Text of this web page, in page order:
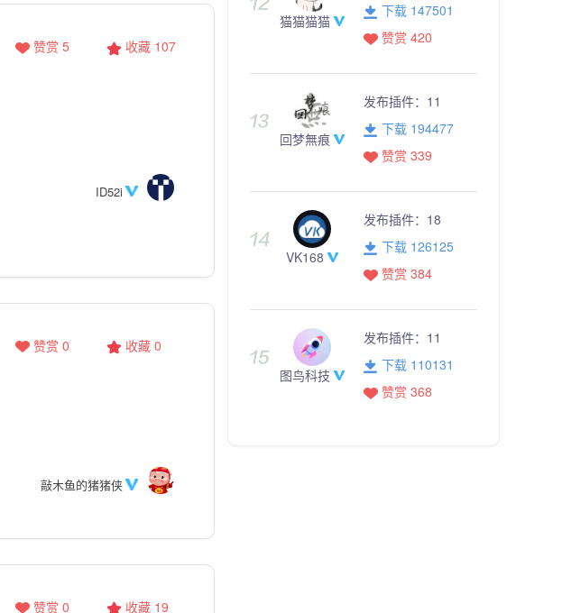
收藏 107
赞赏 5
ID52i
收藏 0
赞赏 0
敲木鱼的猪猪侠
收藏 19
赞赏 0
猫猫猫猫
下载 147501
赞赏 420
回梦無痕
发布插件： 11
下载 194477
赞赏 339
VK168
发布插件： 18
下载 126125
赞赏 384
图鸟科技
发布插件： 11
下载 110131
赞赏 368